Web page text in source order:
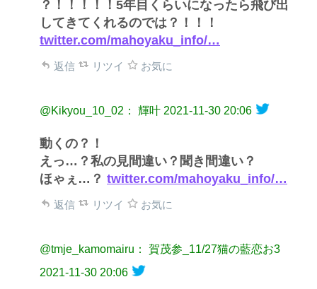
？！！！！！5年目くらいになったら飛び出
してきてくれるのでは？！！！
twitter.com/mahoyaku_info/…
返信 リツイ お気に
@Kikyou_10_02： 輝叶 2021-11-30 20:06
動くの？！
えっ…？私の見間違い？聞き間違い？
ほゃぇ…？ twitter.com/mahoyaku_info/…
返信 リツイ お気に
@tmje_kamomairu： 賀茂参_11/27猫の藍恋お3
2021-11-30 20:06